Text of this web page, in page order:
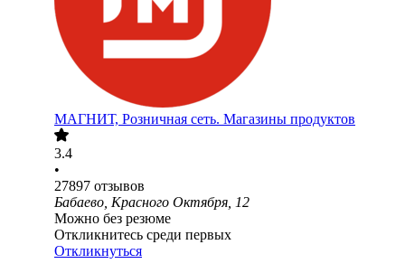
МАГНИТ, Розничная сеть. Магазины продуктов
3.4
•
27897 отзывов
Бабаево, Красного Октября, 12
Можно без резюме
Откликнитесь среди первых
Откликнуться